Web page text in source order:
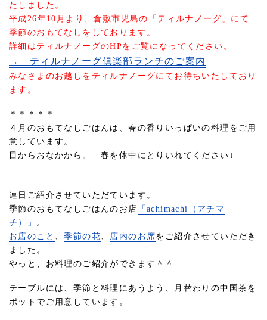
たしました。
平成26年10月より、倉敷市児島の「ティルナノーグ」にて
季節のおもてなしをしております。
詳細はティルナノーグのHPをご覧になってください。
→ ティルナノーグ倶楽部ランチのご案内
みなさまのお越しをティルナノーグにてお待ちいたしており
ます。
＊＊＊＊＊
４月のおもてなしごはんは、春の香りいっぱいの料理をご用
意しています。
目からおなかから。 春を体中にとりいれてください↓
連日ご紹介させていただています。
季節のおもてなしごはんのお店
「achimachi（アチマ
チ）」
。
お店のこと
、季節の花 店内のお席をご紹介させていただき
ました。
やっと、お料理のご紹介ができます＾＾
テーブルには、季節と料理にあうよう、月替わりの中国茶を
ポットでご用意しています。